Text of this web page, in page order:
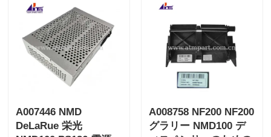
A007446 NMD
DeLaRue 栄光
A008758 NF200 NF200
グラリー NMD100 デ